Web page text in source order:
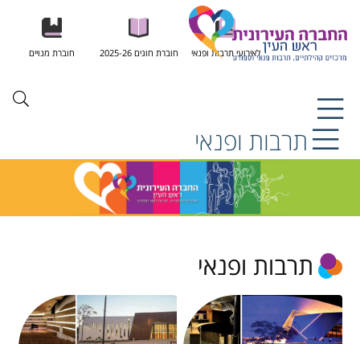
לאירועי תרבות ופנאי חוברת חוגים 2025-26 חוברת מנויים
תרבות ופנאי
תרבות ופנאי